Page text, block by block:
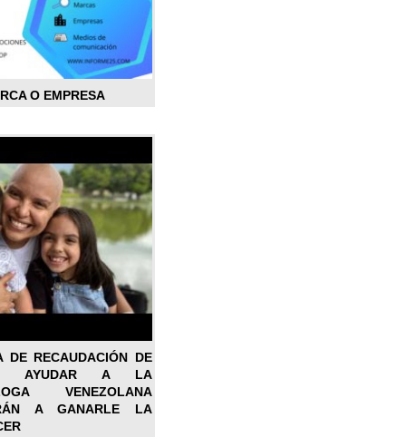
O EMPRESA
DE RECAUDACIÓN DE
AYUDAR A LA
VENEZOLANA
A GANARLE LA